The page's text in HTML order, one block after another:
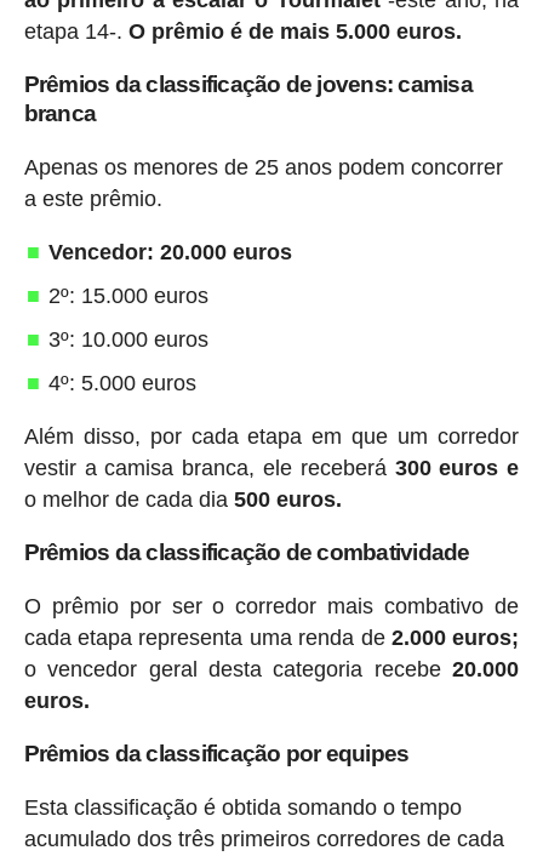
etapa 14-. O prêmio é de mais 5.000 euros.
Prêmios da classificação de jovens: camisa
branca
Apenas os menores de 25 anos podem concorrer
a este prêmio.
Vencedor: 20.000 euros
2º: 15.000 euros
3º: 10.000 euros
4º: 5.000 euros
Além disso, por cada etapa em que um corredor
vestir a camisa branca, ele receberá 300 euros e
o melhor de cada dia 500 euros.
Prêmios da classificação de combatividade
O prêmio por ser o corredor mais combativo de
cada etapa representa uma renda de 2.000 euros;
o vencedor geral desta categoria recebe20.000
euros.
Prêmios da classificação por equipes
Esta classificação é obtida somando o tempo
acumulado dos três primeiros corredores de cada